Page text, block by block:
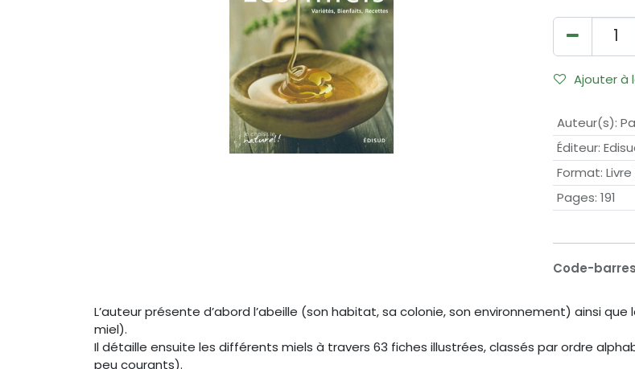
Ajouter à
Auteur(s):
Éditeur:
Format:
Pages: 191
Code-
L’auteur présente d’abord l’abeille (son habitat, sa colonie, son environnement) ainsi
miel).
Il détaille ensuite les différents miels à travers 63 fiches illustrées, classés par ordre
peu courants).